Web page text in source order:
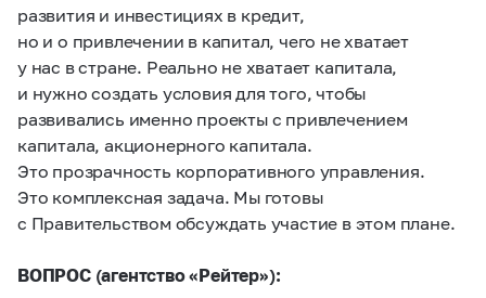
развития и инвестициях в кредит,
но и о привлечении в капитал, чего не хватает
у нас в стране. Реально не хватает капитала,
и нужно создать условия для того, чтобы
развивались именно проекты с привлечением
капитала, акционерного капитала.
Это прозрачность корпоративного управления.
Это комплексная задача. Мы готовы
с Правительством обсуждать участие в этом плане.
ВОПРОС (агентство «Рейтер»):